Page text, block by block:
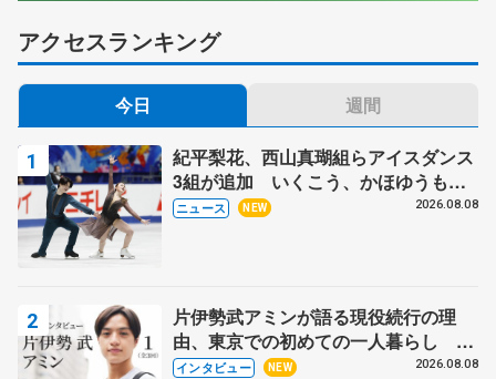
アクセスランキング
今日 週間
紀平梨花、西山真瑚組らアイスダンス
3組が追加 いくこう、かほゆうも、
木下グループ杯
ニュース NEW 2026.08.08
片伊勢武アミンが語る現役続行の理
由、東京での初めての一人暮らし 注
目スケーターの「今」に迫る
インタビュー NEW 2026.08.08